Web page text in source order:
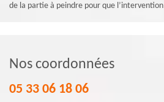
de la partie à peindre pour que
Nos coordonnées
05 33 06 18 06